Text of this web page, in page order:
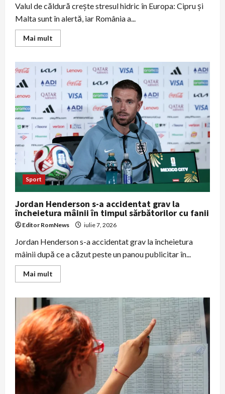
Valul de căldură creşte stresul hidric în Europa: Cipru şi
Malta sunt în alertă, iar România a...
Mai mult
more
căldură
agravează
criza
apei
în
Europa.
România
intră
în
zona
de
avertizare
pentru
secetă
Sport
Jordan Henderson s-a accidentat grav la
încheietura mâinii în timpul sărbătorilor cu fanii
Editor RomNews iulie 7, 2026
Jordan Henderson s-a accidentat grav la încheietura
mâinii după ce a căzut peste un panou publicitar în...
Mai mult
more
Henderson
s-
a
accidentat
grav
la
încheietura
mâinii
în
timpul
sărbătorilor
fanii